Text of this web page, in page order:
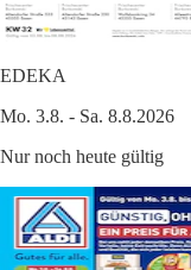
EDEKA
Mo. 3.8. - Sa. 8.8.2026
Nur noch heute gültig